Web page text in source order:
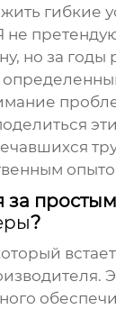
гибкие
не
но за годы
за
?
встает